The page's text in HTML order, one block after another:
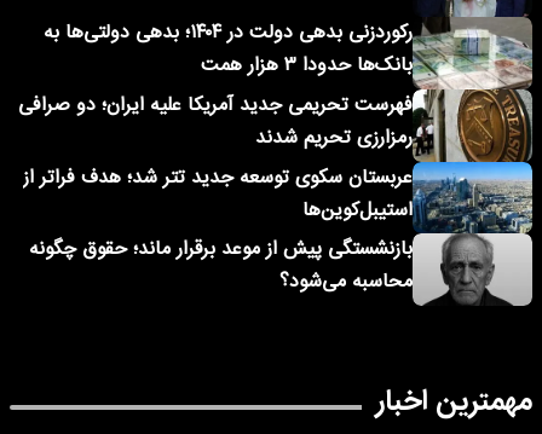
رکوردزنی بدهی دولت در ۱۴۰۴؛ بدهی دولتی‌ها به
بانک‌ها حدودا ۳ هزار همت
فهرست تحریمی جدید آمریکا علیه ایران؛ دو صرافی
رمزارزی تحریم شدند
عربستان سکوی توسعه جدید تتر شد؛ هدف فراتر از
استیبل‌کوین‌ها
بازنشستگی پیش از موعد برقرار ماند؛ حقوق چگونه
محاسبه می‌شود؟
مهمترین اخبار